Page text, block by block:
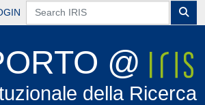
@
della Ricerca